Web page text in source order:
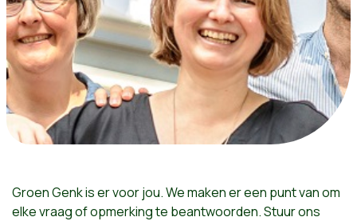
Groen Genk is er voor jou. We maken er een punt van om
elke vraag of opmerking te beantwoorden. Stuur ons